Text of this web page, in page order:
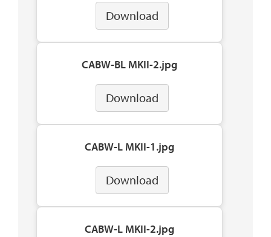
Download
CABW-BL MKII-2.jpg
Download
CABW-L MKII-1.jpg
Download
CABW-L MKII-2.jpg